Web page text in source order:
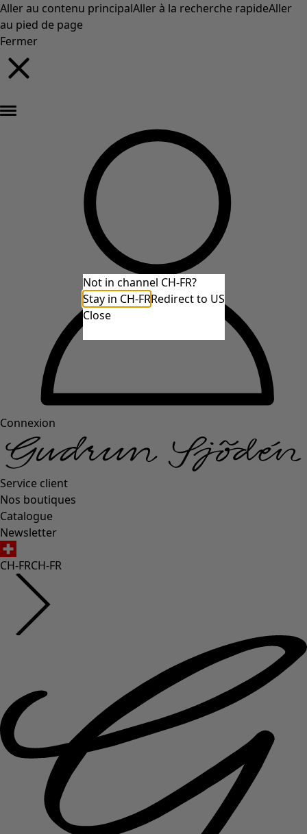
Aller au contenu principalAller à la recherche rapideAller
au pied de page
Fermer
Connexion
Service client
Nos boutiques
Catalogue
Newsletter
CH-FRCH-FR
Not in channel CH-FR?
Stay in CH-FRRedirect to US
Close